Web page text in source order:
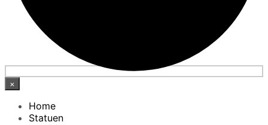
×
Home
Statuen